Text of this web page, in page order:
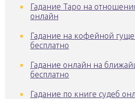
Гадание Таро на
онлайн
Гадание на кофейной
бесплатно
Гадание онлайн на
бесплатно
Гадание по книге судеб